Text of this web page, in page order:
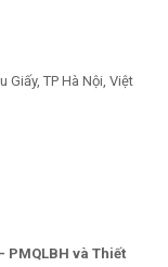
Giấy, TP Hà Nội, Việt
PMQLBH và Thiết